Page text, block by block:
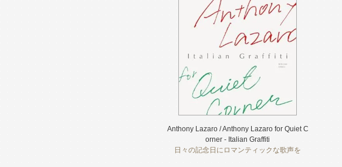
Anthony Lazaro / Anthony Lazaro for Quiet C
orner - Italian Graffiti
日々の記念日にロマンティックな歌声を